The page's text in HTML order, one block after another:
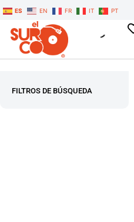
ES EN FR IT PT
FILTROS DE BÚSQUEDA